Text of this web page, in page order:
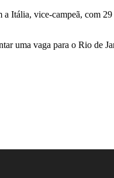
Itália, vice-campeã, com
uma vaga para o Rio de